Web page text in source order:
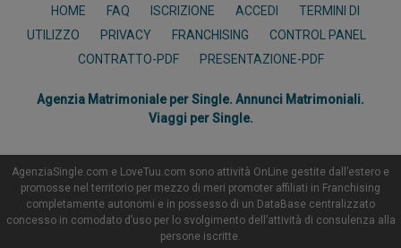
HOME FAQ ISCRIZIONE ACCEDI
TERMINI DI
UTILIZZO
PRIVACY FRANCHISING
CONTROL PANEL
CONTRATTO-PDF
PRESENTAZIONE-PDF
Agenzia Matrimoniale per Single. Annunci Matrimoniali.
Viaggi per Single.
AgenziaSingle.com e LoveTuu.com sono attività OnLine gestite dall’estero e
promosse nel territorio per mezzo di meri promoter affiliati in Franchising
completamente autonomi e in possesso di un DataBase centralizzato
concesso in comodato d’uso per lo svolgimento dell’attività di consulenza alla
persone iscritte.